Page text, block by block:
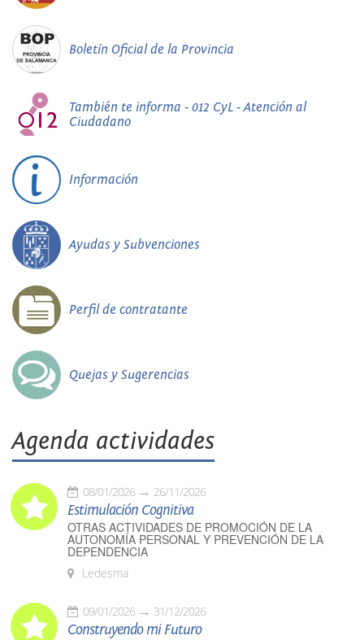
Boletín Oficial de la Provincia
También te informa - 012 CyL - Atención al
Ciudadano
Información
Ayudas y Subvenciones
Perfil de contratante
Quejas y Sugerencias
Agenda actividades
08/01/2026 26/11/2026
Estimulación Cognitiva
OTRAS ACTIVIDADES DE PROMOCIÓN DE LA
AUTONOMÍA PERSONAL Y PREVENCIÓN DE LA
DEPENDENCIA
Ledesma
09/01/2026 31/12/2026
Construyendo mi Futuro